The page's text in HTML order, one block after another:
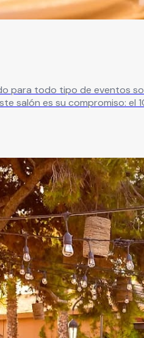
para todo tipo de eventos
salón es su compromiso: el